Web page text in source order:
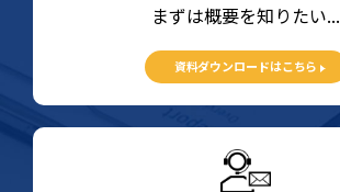
まずは概要を知りたい...
資料ダウンロードはこちら